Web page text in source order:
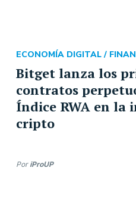
Bitget lanza los
contratos
Índice RWA en la
cripto
ECONOMÍA DIGITAL /
Por iProUP